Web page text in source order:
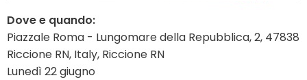
Dove e quando:
Piazzale Roma - Lungomare della Repubblica, 2, 47838
Riccione RN, Italy, Riccione RN
Lunedì 22 giugno